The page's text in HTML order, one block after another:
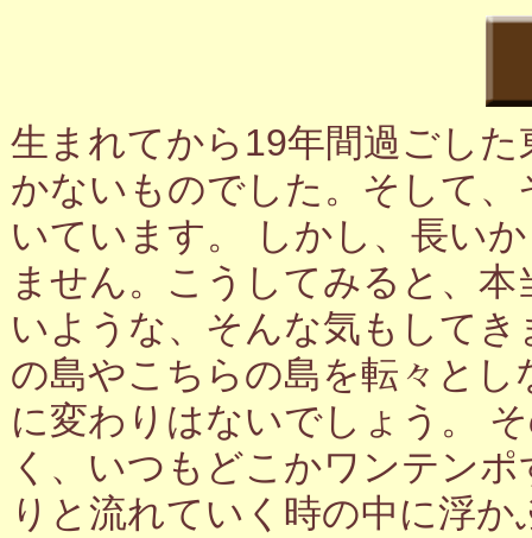
生まれてから19年間過ごし
かないものでした。そして
いています。 しかし、長い
ません。こうしてみると、
いような、そんな気もして
の島やこちらの島を転々と
に変わりはないでしょう。
く、いつもどこかワンテン
りと流れていく時の中に浮